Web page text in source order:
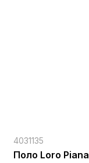
4031135
Поло Loro Piana